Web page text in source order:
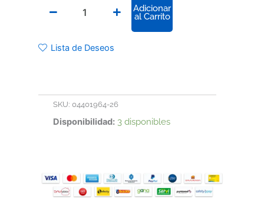
LABORATORIO
Adicionar
al Carrito
Lista de Deseos
SKU: 04401964-26
Disponibilidad: 3 disponibles